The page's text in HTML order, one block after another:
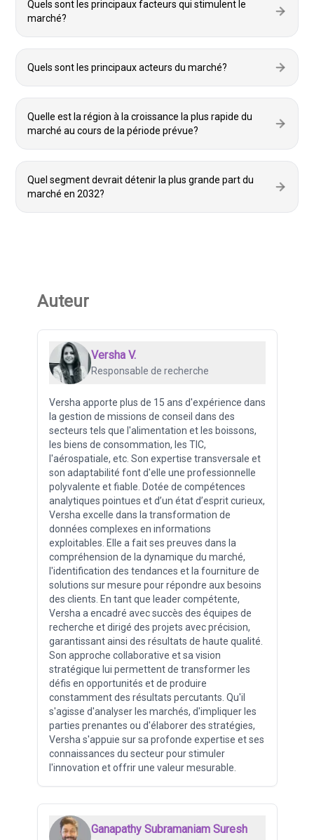
Quels sont les principaux facteurs qui stimulent le
marché?
Quels sont les principaux acteurs du marché?
Quelle est la région à la croissance la plus rapide du
marché au cours de la période prévue?
Quel segment devrait détenir la plus grande part du
marché en 2032?
Auteur
Versha V.
Responsable de recherche
Versha apporte plus de 15 ans d'expérience dans
la gestion de missions de conseil dans des
secteurs tels que l'alimentation et les boissons,
les biens de consommation, les TIC,
l'aérospatiale, etc. Son expertise transversale et
son adaptabilité font d'elle une professionnelle
polyvalente et fiable. Dotée de compétences
analytiques pointues et d’un état d’esprit curieux,
Versha excelle dans la transformation de
données complexes en informations
exploitables. Elle a fait ses preuves dans la
compréhension de la dynamique du marché,
l'identification des tendances et la fourniture de
solutions sur mesure pour répondre aux besoins
des clients. En tant que leader compétente,
Versha a encadré avec succès des équipes de
recherche et dirigé des projets avec précision,
garantissant ainsi des résultats de haute qualité.
Son approche collaborative et sa vision
stratégique lui permettent de transformer les
défis en opportunités et de produire
constamment des résultats percutants. Qu'il
s'agisse d'analyser les marchés, d'impliquer les
parties prenantes ou d'élaborer des stratégies,
Versha s'appuie sur sa profonde expertise et ses
connaissances du secteur pour stimuler
l'innovation et offrir une valeur mesurable.
Ganapathy Subramaniam Suresh